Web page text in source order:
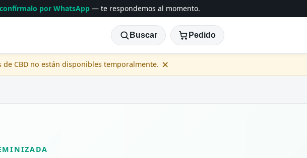
confírmalo por WhatsApp— te respondemos al momento.
Buscar Pedido
CBD no están disponibles temporalmente. ×